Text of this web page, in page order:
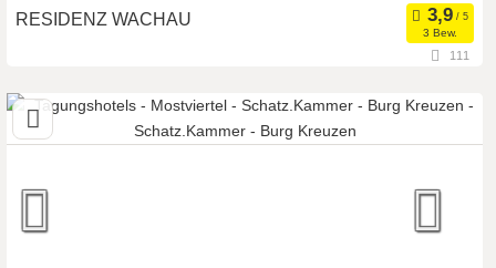
RESIDENZ WACHAU
3 Bew.
Art der Location: Seminarhotel
Tagungsstätte
Eventlocation
Seminarteilnehmer:
111